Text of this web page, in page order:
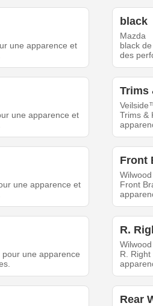
une apparence et
black
Mazda
black
des
une apparence et
Trims
Trims &
une apparence et
Front
Wilwood
Front
une apparence
R.
Wilwood
R.
Rear